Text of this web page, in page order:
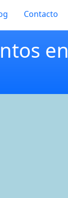
Contacto
en